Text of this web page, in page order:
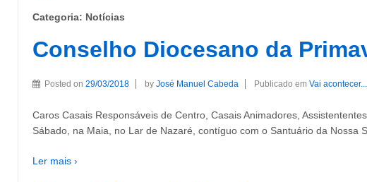
Categoria: Notícias
Conselho Diocesano da
Posted on 29/03/2018 by José Manuel Cabeda Publicado em Vai acontecer...
Caros Casais Responsáveis de Centro, Casais Animadores,
Sábado, na Maia, no Lar de Nazaré, contíguo com o Santuário da Nossa
Ler mais ›